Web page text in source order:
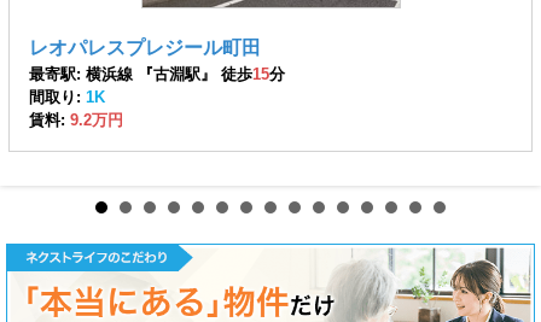
レオパレスプレジール町田
最寄駅: 横浜線 『古淵駅』 徒歩15分
間取り: 1K
賃料: 9.2万円